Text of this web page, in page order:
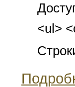
<ul>